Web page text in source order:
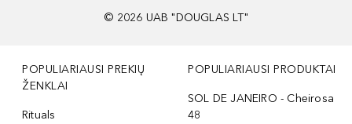
© 2026 UAB "DOUGLAS LT"
POPULIARIAUSI PREKIŲ
ŽENKLAI
Rituals
POPULIARIAUSI PRODUKTAI
SOL DE JANEIRO - Cheirosa
48